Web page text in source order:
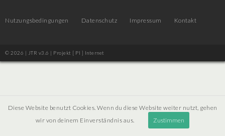
Nutzungsbedingungen Datenschutz Impressum Kontakt
© 2026 | JTR v3.6 | Projekt [ PI ] Internet
Diese Website benutzt Cookies. Wenn du diese Website weiter nutzt, gehen
wir von deinem Einverständnis aus.
Zustimmen